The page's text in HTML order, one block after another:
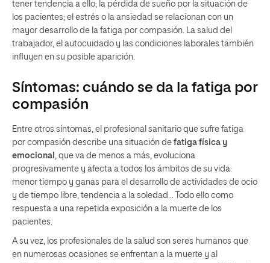
tener tendencia a ello; la pérdida de sueño por la situación de
los pacientes; el estrés o la ansiedad se relacionan con un
mayor desarrollo de la fatiga por compasión. La salud del
trabajador, el autocuidado y las condiciones laborales también
influyen en su posible aparición.
Síntomas: cuándo se da la fatiga por
compasión
Entre otros síntomas, el profesional sanitario que sufre fatiga
por compasión describe una situación de fatiga física y
emocional , que va de menos a más, evoluciona
progresivamente y afecta a todos los ámbitos de su vida:
menor tiempo y ganas para el desarrollo de actividades de ocio
y de tiempo libre, tendencia a la soledad… Todo ello como
respuesta a una repetida exposición a la muerte de los
pacientes.
A su vez, los profesionales de la salud son seres humanos que
en numerosas ocasiones se enfrentan a la muerte y al